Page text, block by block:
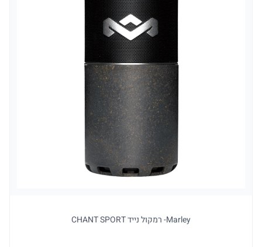
Marley- רמקול נייד CHANT SPORT